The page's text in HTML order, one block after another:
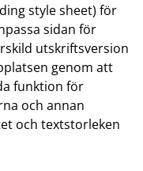
style sheet) för
sidan för
utskriftsversion
genom att
funktion för
och annan
och textstorleken